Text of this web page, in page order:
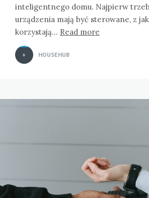
inteligentnego domu. Najpierw
urządzenia mają być sterowane, z
korzystają… Read more
HOUSEHUB